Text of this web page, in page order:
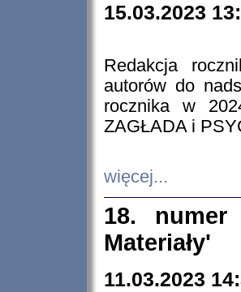
15.03.2023
Redakcja
autorów do
rocznika w
ZAGŁADA i
więcej...
18. numer
Materiały'
11.03.2023